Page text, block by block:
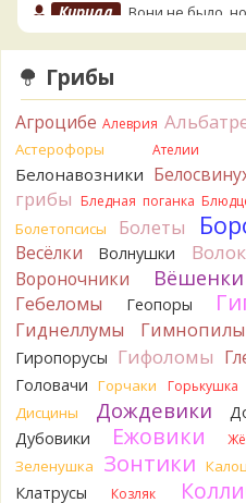
Кирилл
Вони не было,
начали желтеть. Выкинул.
11 часов назад
Кирилл
11 часов назад
Tatiana_A
Да. Но они
съедобны.
12 часов назад
Tatiana_A
В
разрежьте ножку
Пожелтение у самого
ядовит. Иногда полезно
несколько ядовитых
12 часов назад
Кирилл
Спасибо, а
что это сыроежки? Полости
часть видно, что другого
на срезе нет. Росли на
Кожица со шляпки вообще не
обламываются края шляпки.
12 часов назад
Грибы
Агроцибе Алеврия
Астерофоры
Ателии
Белонавозники
грибы Бледная поганка
Болетопсисы Болеты
Весёлки Волнушки
Вороночники Вёшенки
Гебеломы Геопоры
Гиднеллумы Гимнопилы
Гиропорусы Гифоломы
Головачи Горчаки Горькушка
Дисцины Дождевики
Дубовики Ежовики
Зеленушка Зонтики
Клатрусы
Козляк